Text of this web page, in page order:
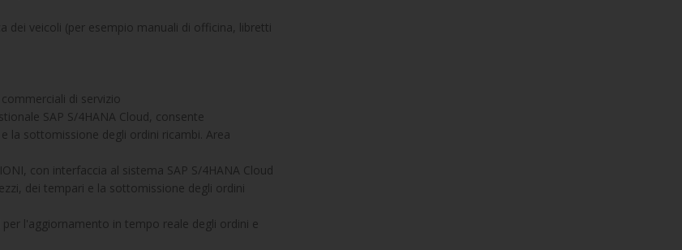
dei veicoli (per esempio manuali di officina, libretti
di servizio
SAP S/4HANA Cloud, consente
la sottomissione degli ordini ricambi. Area
con interfaccia al sistema SAP S/4HANA Cloud
dei tempari e la sottomissione degli ordini
per l'aggiornamento in tempo reale degli ordini e